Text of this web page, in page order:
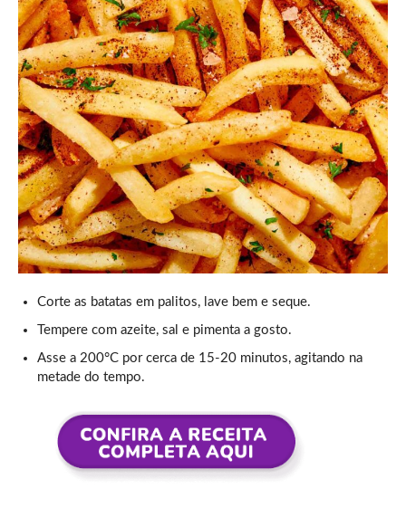
Corte as batatas em palitos, lave bem e seque.
Tempere com azeite, sal e pimenta a gosto.
Asse a 200°C por cerca de 15-20 minutos, agitando na
metade do tempo.